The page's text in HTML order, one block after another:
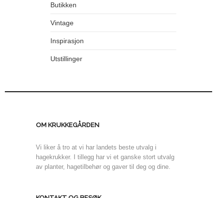
Butikken
Vintage
Inspirasjon
Utstillinger
OM KRUKKEGÅRDEN
Vi liker å tro at vi har landets beste utvalg i
hagekrukker. I tillegg har vi et ganske stort utvalg
av planter, hagetilbehør og gaver til deg og dine.